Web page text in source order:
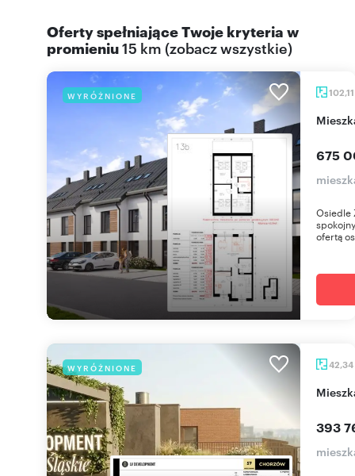
Oferty spełniające Twoje kryteria w
promieniu15 km (zobacz wszystkie)
WYRÓŻNIONE 102,11
675
Osiedle
ofertą
WYRÓŻNIONE 42,34
393